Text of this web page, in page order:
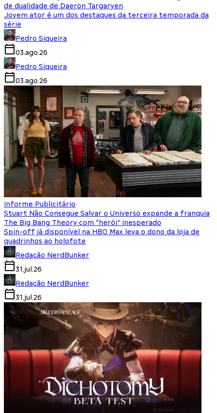
de dualidade de Daeron Targaryen
Jovem ator é um dos destaques da terceira temporada da
série
Pedro Siqueira
03.ago.26
Pedro Siqueira
03.ago.26
Informe Publicitário
Stuart Não Consegue Salvar o Universo expande a franquia
The Big Bang Theory com “herói” inesperado
Spin-off já disponível na HBO Max leva o dono da loja de
quadrinhos ao holofote
Redação NerdBunker
31.jul.26
Redação NerdBunker
31.jul.26